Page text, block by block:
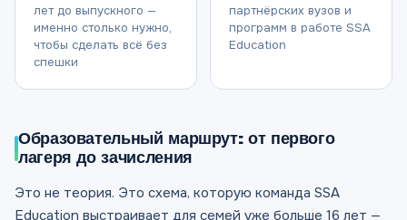
лет до выпускного —
именно столько нужно,
чтобы сделать всё без
спешки
партнёрских вузов и
программ в работе SSA
Education
Образовательный маршрут: от первого
лагеря до зачисления
Это не теория. Это схема, которую команда SSA
Education выстраивает для семей уже больше 16 лет —